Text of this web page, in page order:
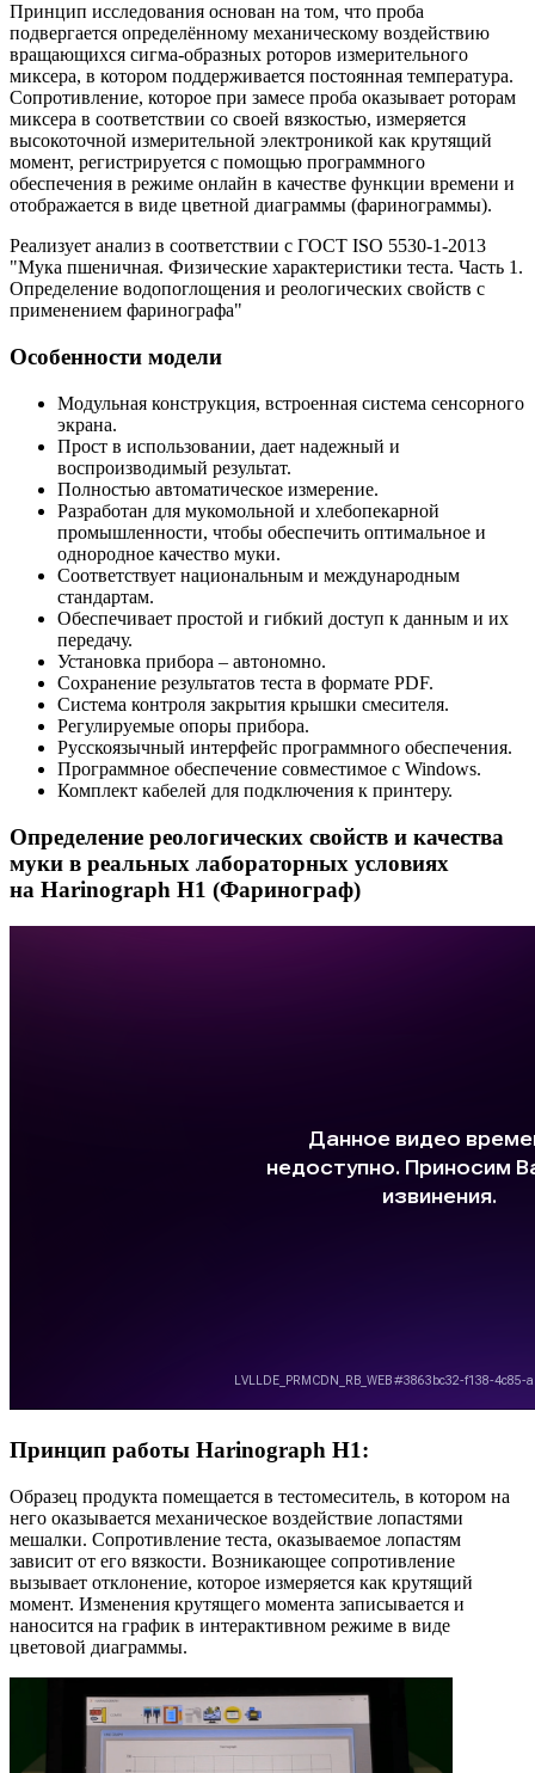
Принцип исследования основан на том, что проба
подвергается определённому механическому воздействию
вращающихся сигма-образных роторов измерительного
миксера, в котором поддерживается постоянная температура.
Сопротивление, которое при замесе проба оказывает роторам
миксера в соответствии со своей вязкостью, измеряется
высокоточной измерительной электроникой как крутящий
момент, регистрируется с помощью программного
обеспечения в режиме онлайн в качестве функции времени и
отображается в виде цветной диаграммы (фаринограммы).
Реализует анализ в соответствии с ГОСТ ISO 5530-1-2013
"Мука пшеничная. Физические характеристики теста. Часть 1.
Определение водопоглощения и реологических свойств с
применением фаринографа"
Особенности модели
Модульная конструкция, встроенная система сенсорного
экрана.
Прост в использовании, дает надежный и
воспроизводимый результат.
Полностью автоматическое измерение.
Разработан для мукомольной и хлебопекарной
промышленности, чтобы обеспечить оптимальное и
однородное качество муки.
Соответствует национальным и международным
стандартам.
Обеспечивает простой и гибкий доступ к данным и их
передачу.
Установка прибора – автономно.
Сохранение результатов теста в формате PDF.
Система контроля закрытия крышки смесителя.
Регулируемые опоры прибора.
Русскоязычный интерфейс программного обеспечения.
Программное обеспечение совместимое с Windows.
Комплект кабелей для подключения к принтеру.
Определение реологических свойств и качества
муки в реальных лабораторных условиях
на Harinograph Н1 (Фаринограф)
Принцип работы Harinograph Н1:
Образец продукта помещается в тестомеситель, в котором на
него оказывается механическое воздействие лопастями
мешалки. Сопротивление теста, оказываемое лопастям
зависит от его вязкости. Возникающее сопротивление
вызывает отклонение, которое измеряется как крутящий
момент. Изменения крутящего момента записывается и
наносится на график в интерактивном режиме в виде
цветовой диаграммы.